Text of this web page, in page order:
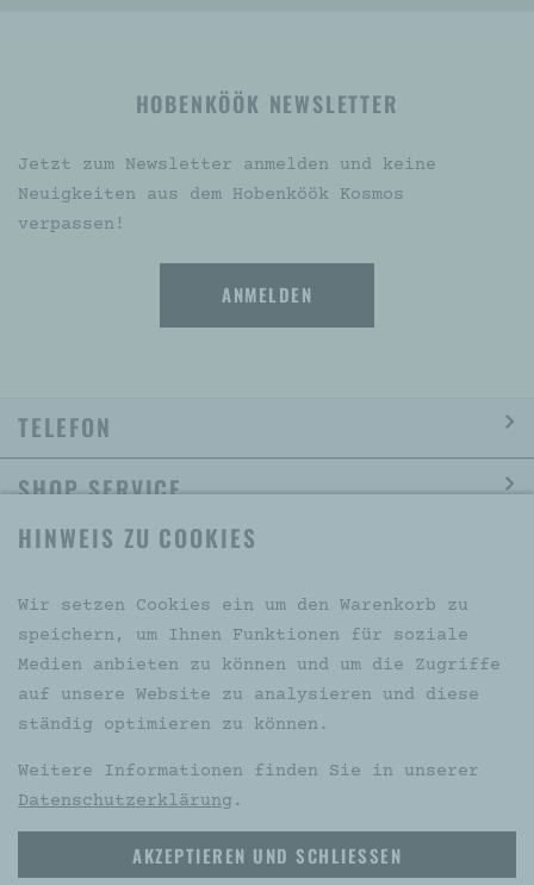
HOBENKÖÖK NEWSLETTER
Jetzt zum Newsletter anmelden und keine
Neuigkeiten aus dem Hobenköök Kosmos
verpassen!
ANMELDEN
TELEFON
SHOP SERVICE
INFORMATION
SOCIAL MEDIA
VERTRAG WIDERRUFEN
Versandkosten und ggf. Nachnahmegebühren, wenn nicht
HINWEIS ZU COOKIES
Wir setzen Cookies ein um den Warenkorb zu
speichern, um Ihnen Funktionen für soziale
Medien anbieten zu können und um die Zugriffe
auf unsere Website zu analysieren und diese
ständig optimieren zu können.
Weitere Informationen finden Sie in unserer
Datenschutzerklärung.
AKZEPTIEREN UND SCHLIESSEN